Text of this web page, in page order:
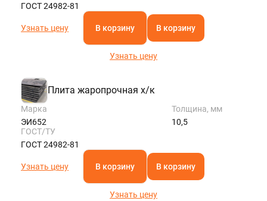
ГОСТ 24982-81
Узнать цену В корзину В корзину
Узнать цену
Плита жаропрочная х/к
Марка
ЭИ652
Толщина, мм
10,5
ГОСТ/ТУ
ГОСТ 24982-81
Узнать цену В корзину В корзину
Узнать цену